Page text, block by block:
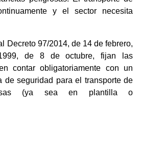
y el sector necesita
Decreto 97/2014, de 14 de febrero,
de 8 de octubre, fijan las
contar obligatoriamente con un
de seguridad para el transporte de
(ya sea en plantilla o